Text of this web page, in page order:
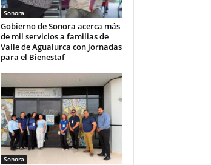
Sonora
Gobierno de Sonora acerca más
de mil servicios a familias de
Valle de Agualurca con jornadas
para el Bienestaf
Sonora